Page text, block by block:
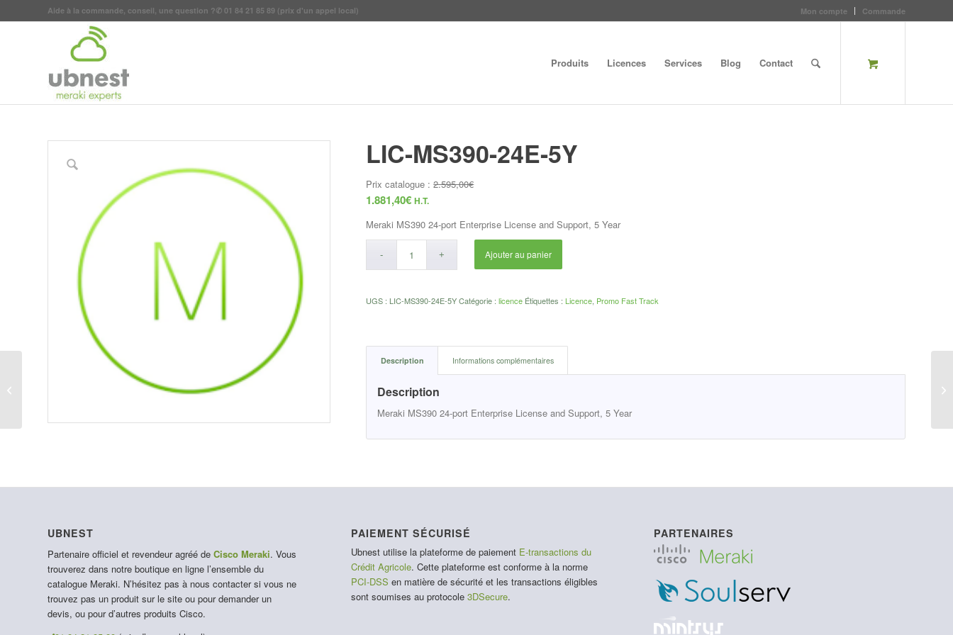
Mon compte Commande
Aide à la commande, conseil, une question ?✆ 01 84 21 85 89 (prix d'un appel local)
Produits Licences Services Blog Contact
LIC-MS390-24E-5Y
Prix catalogue :2.595,00€
1.881,40€ H.T.
Meraki MS390 24-port Enterprise License and Support, 5 Year
Ajouter au panier
UGS : LIC-MS390-24E-5Y Catégorie :licence Étiquettes : Licence Promo Fast Track
Description Informations complémentaires
Description
Meraki MS390 24-port Enterprise License and Support, 5 Year
UBNEST
Partenaire officiel et revendeur agréé de Cisco Meraki. Vous
trouverez dans notre boutique en ligne l’ensemble du
catalogue Meraki. N’hésitez pas à nous contacter si vous ne
trouvez pas un produit sur le site ou pour demander un
devis, ou pour d’autres produits Cisco.
PAIEMENT SÉCURISÉ
Ubnest utilise la plateforme de paiement E-transactions du
Crédit Agricole. Cette plateforme est conforme à la norme
PCI-DSS en matière de sécurité et les transactions éligibles
sont soumises au protocole 3DSecure.
PARTENAIRES